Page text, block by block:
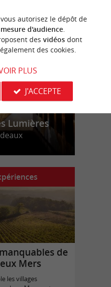
n
o
t
r
e
c
o
u
p
d
e
c
o
e
u
r
Lumières
de
Mers
les villages
autorisez le dépôt de
mesure d'audience.
des vidéosdont
des cookies.
PLUS
J'ACCEPTE